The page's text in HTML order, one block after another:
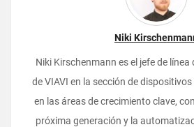
Niki
Niki Kirschenmann es el jefe de línea
de VIAVI en la sección de
en las áreas de crecimiento clave,
próxima generación y la